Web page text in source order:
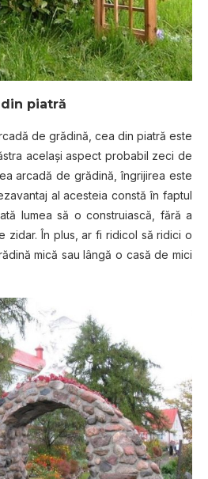
piatră
de grădină, cea din piatră este
acelaşi aspect probabil zeci de
arcadă de grădină, îngrijirea este
al acesteia constă în faptul
lumea să o construiască, fără a
zidar. În plus, ar fi ridicol să ridici o
mică sau lângă o casă de mici